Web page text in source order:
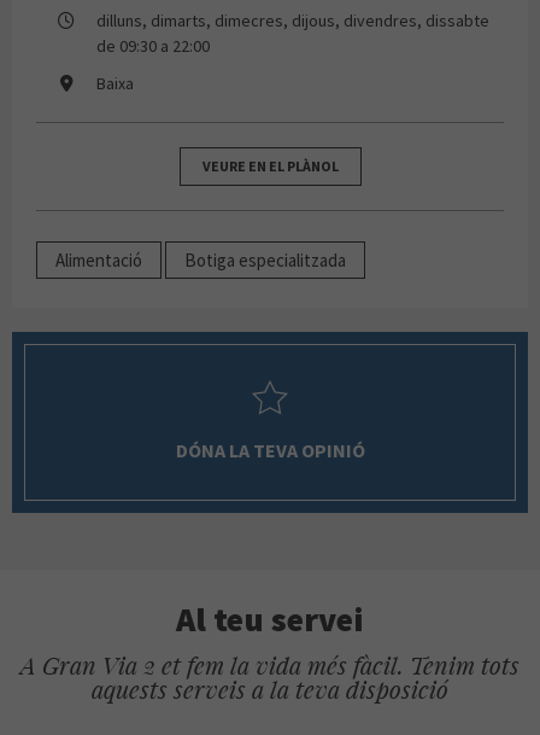
dilluns, dimarts, dimecres, dijous, divendres, dissabte
de 09:30 a 22:00
Baixa
VEURE EN EL PLÀNOL
Alimentació Botiga especialitzada
DÓNA LA TEVA OPINIÓ
Al teu servei
A Gran Via 2 et fem la vida més fàcil. Tenim tots
aquests serveis a la teva disposició